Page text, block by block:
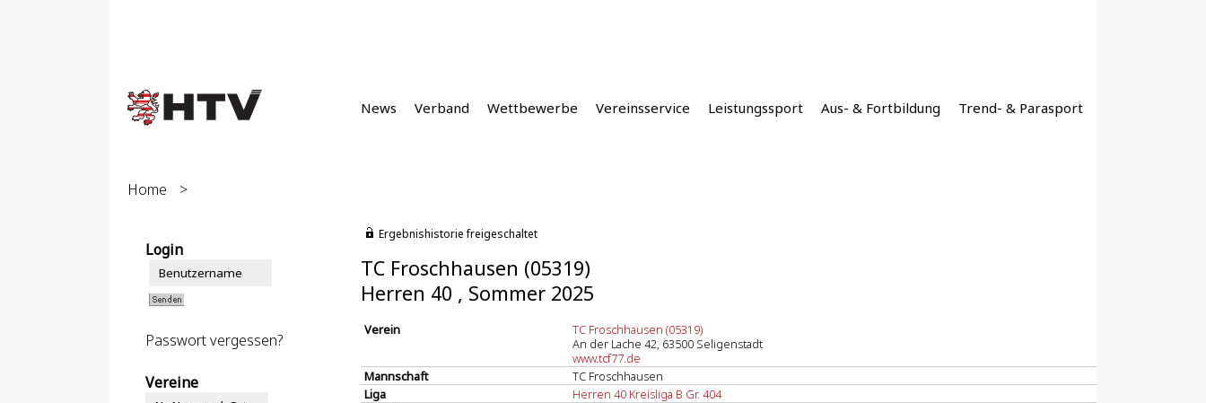
News Verband Wettbewerbe Vereinsservice Leistungssport Aus- & Fortbildung Trend- & Parasport
Home >
Login
Passwort vergessen?
Vereine
Ergebnishistorie freigeschaltet
TC Froschhausen (05319)
Herren 40 , Sommer 2025
Verein
TC Froschhausen (05319)
An der Lache 42, 63500 Seligenstadt
www.tcf77.de
Mannschaft
TC Froschhausen
Liga
Herren 40 Kreisliga B Gr. 404